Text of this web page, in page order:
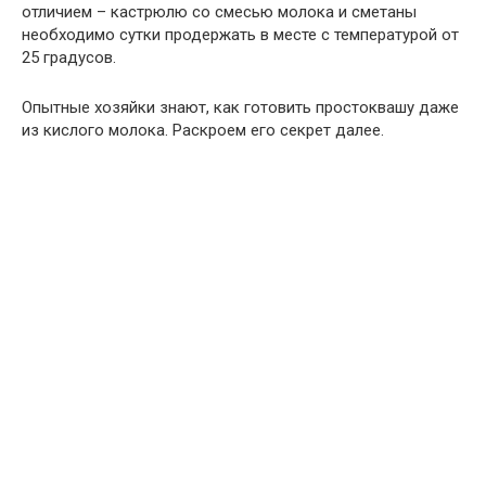
отличием – кастрюлю со смесью молока и сметаны
необходимо сутки продержать в месте с температурой от
25 градусов.
Опытные хозяйки знают, как готовить простоквашу даже
из кислого молока. Раскроем его секрет далее.